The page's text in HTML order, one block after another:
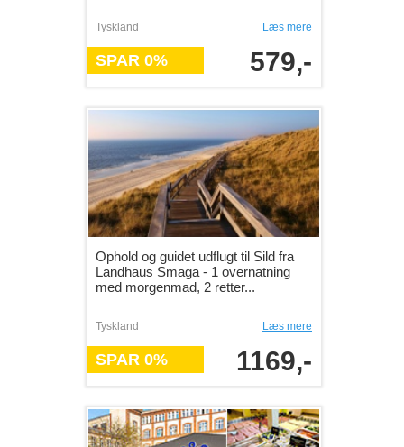
Tyskland Læs mere
SPAR 0% 579,-
Ophold og guidet udflugt til Sild fra
Landhaus Smaga - 1 overnatning
med morgenmad, 2 retter...
Tyskland Læs mere
SPAR 0% 1169,-